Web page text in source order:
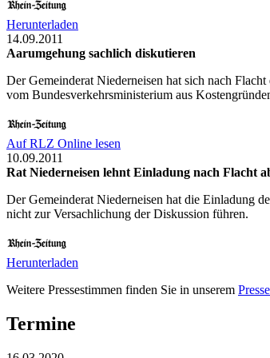
Herunterladen
14.09.2011
Aarumgehung sachlich diskutieren
Der Gemeinderat Niederneisen hat sich nach
vom Bundesverkehrsministerium aus
Auf RLZ Online lesen
10.09.2011
Rat Niederneisen lehnt Einladung nach Flacht
Der Gemeinderat Niederneisen hat die Einladung
nicht zur Versachlichung der Diskussion führen.
Herunterladen
Weitere Pressestimmen finden Sie in unserem
Termine